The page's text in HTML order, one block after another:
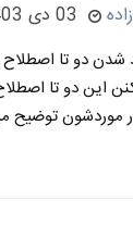
03 دی 1403
شدن دو تا اصطلاح
این دو تا
موردشون توضیح